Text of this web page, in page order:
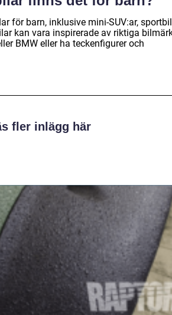
för barn, inklusive mini-SUV:ar,
kan vara inspirerade av riktiga
BMW eller ha teckenfigurer och
fler inlägg här